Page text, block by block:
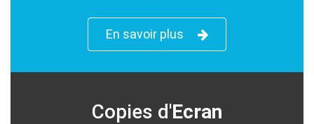
En savoir plus
Copies d'Ecran